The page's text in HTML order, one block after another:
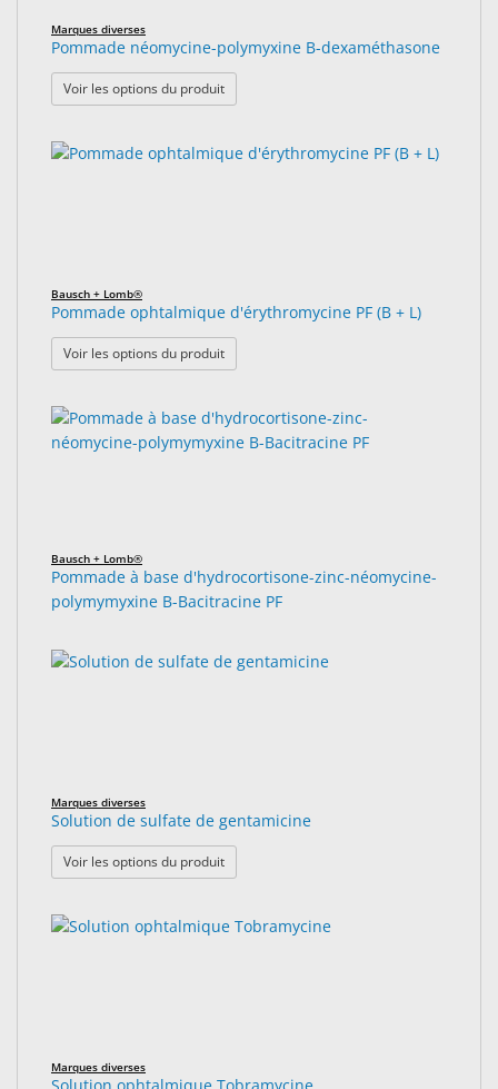
Marques diverses
Pommade néomycine-polymyxine B-dexaméthasone
Voir les options du produit: Pommade néomycine-polymyxine B-
Bausch + Lomb®
Pommade ophtalmique d'érythromycine PF (B + L)
Voir les options du produit: Pommade ophtalmique d'érythromycine PF
Bausch + Lomb®
Pommade à base d'hydrocortisone-zinc-néomycine-
polymymyxine B-Bacitracine PF
Marques diverses
Solution de sulfate de gentamicine
Voir les options du produit: Solution de sulfate de gentamicine
Marques diverses